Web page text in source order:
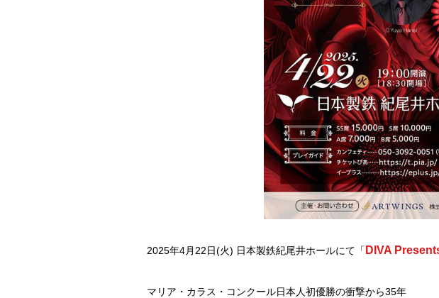
2025年4月22日(火) 日本製鉄紀尾井ホールにて「 DIVA
マリア・カラス・コンクール日本人初優勝の衝撃から35年